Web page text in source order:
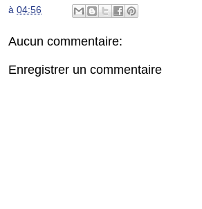
à 04:56
Aucun commentaire:
Enregistrer un commentaire